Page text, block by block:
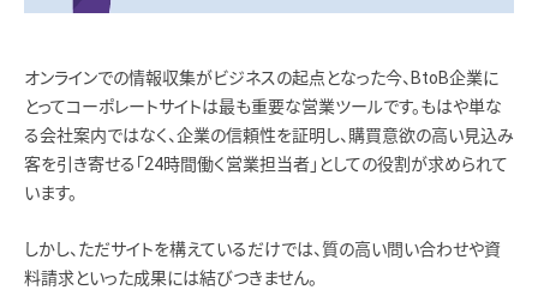
オンラインでの情報収集がビジネスの起点となった今、BtoB企業に
とってコーポレートサイトは最も重要な営業ツールです。もはや単な
る会社案内ではなく、企業の信頼性を証明し、購買意欲の高い見込み
客を引き寄せる「24時間働く営業担当者」としての役割が求められて
います。
しかし、ただサイトを構えているだけでは、質の高い問い合わせや資
料請求といった成果には結びつきません。